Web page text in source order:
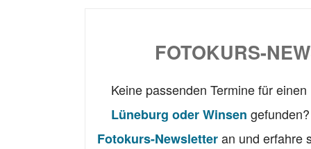
FOTOKURS-
Keine passenden Termine für einen
Lüneburg oder Winsen
Fotokurs-Newsletteran und erfahre